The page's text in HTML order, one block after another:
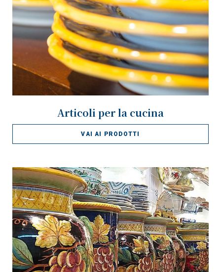
Articoli per la cucina
VAI AI PRODOTTI